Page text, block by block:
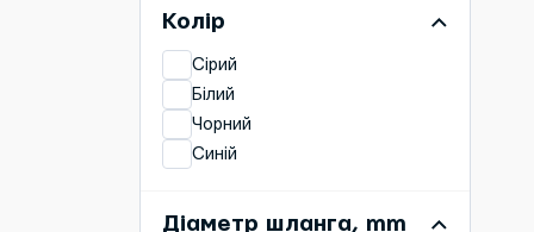
220x135x128
230x130x150
17x10x3.5
225x90x115
Колір
Сірий
Білий
Чорний
Синій
Діаметр шланга, mm